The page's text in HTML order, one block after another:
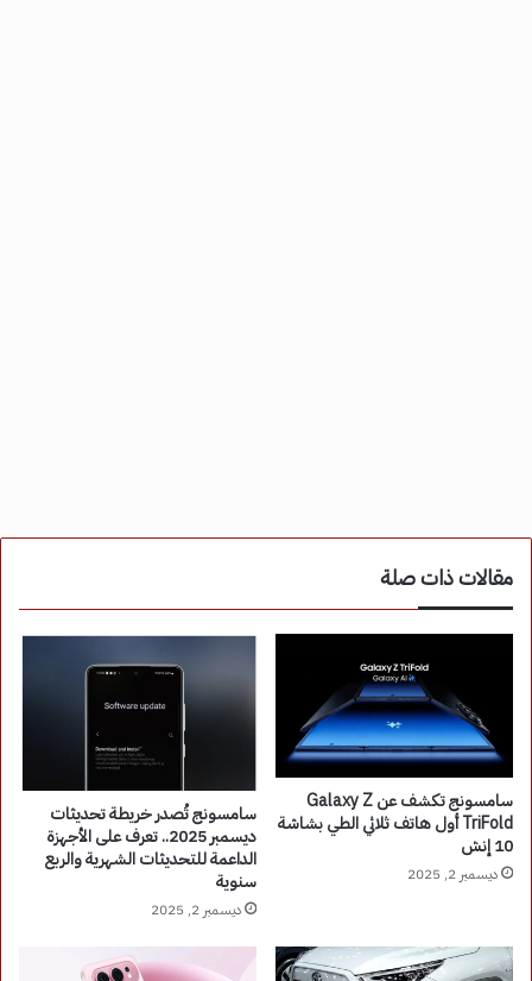
مقالات ذات صلة
سامسونج تكشف عن Galaxy Z
TriFold أول هاتف ثلاثي الطي بشاشة
10 إنش
ديسمبر 2, 2025
سامسونج تُصدر خريطة تحديثات
ديسمبر 2025.. تعرف على الأجهزة
الداعمة للتحديثات الشهرية والربع
سنوية
ديسمبر 2, 2025